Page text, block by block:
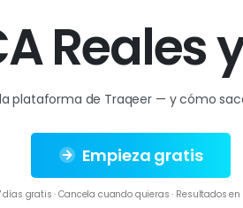
AReales
plataforma de Traqeer — y cómo
Empieza gratis
días gratis · Cancela cuando quieras · Resultados en